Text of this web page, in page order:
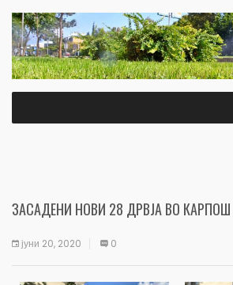
ЗАСАДЕНИ НОВИ 28 ДРВЈА ВО КАРПОШ
јуни 20, 2020 0